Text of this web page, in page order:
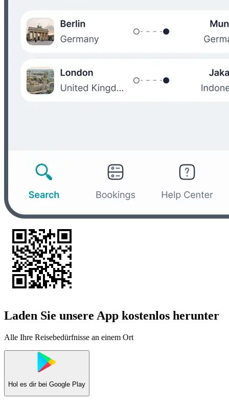
Laden Sie unsere App kostenlos herunter
Alle Ihre Reisebedürfnisse an einem Ort
Hol es dir bei Google Play